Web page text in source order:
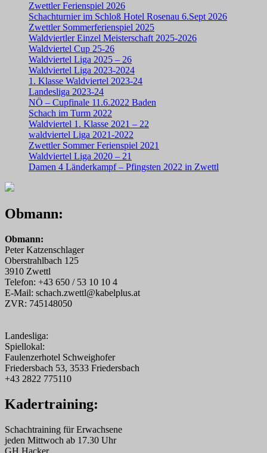
Zwettler Ferienspiel 2026
Schachturnier im Schloß Hotel Rosenau 6.Sept 2026
Zwettler Sommerferienspiel 2025
Waldviertler Einzel Meisterschaft 2025-2026
Waldviertel Cup 25-26
Waldviertel Liga 2025 – 26
Waldviertel Liga 2023-2024
1. Klasse Waldviertel 2023-24
Landesliga 2023-24
NÖ – Cupfinale 11.6.2022 Baden
Schach im Turm 2022
Waldviertel 1. Klasse 2021 – 22
waldviertel Liga 2021-2022
Zwettler Sommer Ferienspiel 2021
Waldviertel Liga 2020 – 21
Damen 4 Länderkampf – Pfingsten 2022 in Zwettl
Obmann:
Obmann:
Peter Katzenschlager
Oberstrahlbach 125
3910 Zwettl
Telefon: +43 650 / 53 10 10 4
E-Mail: schach.zwettl@kabelplus.at
ZVR: 745148050
Landesliga:
Spiellokal:
Faulenzerhotel Schweighofer
Friedersbach 53, 3533 Friedersbach
+43 2822 775110
Kadertraining:
Schachtraining für Erwachsene
jeden Mittwoch ab 17.30 Uhr
GH Hacker